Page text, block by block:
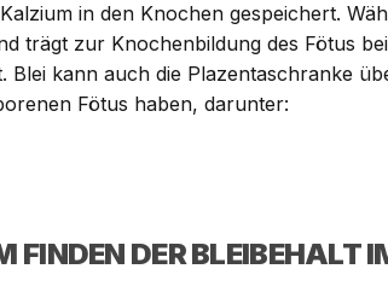
in den Knochen gespeichert.
trägt zur Knochenbildung des Fötus
kann auch die Plazentaschranke
Fötus haben, darunter:
FINDEN DER BLEIBEHALT